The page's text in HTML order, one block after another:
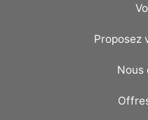
Proposez
Nous